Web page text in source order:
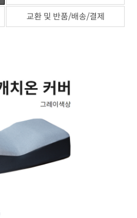
교환 및 반품/배송/결제